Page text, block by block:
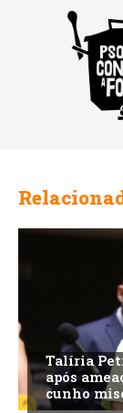
Talíria
após
cunho